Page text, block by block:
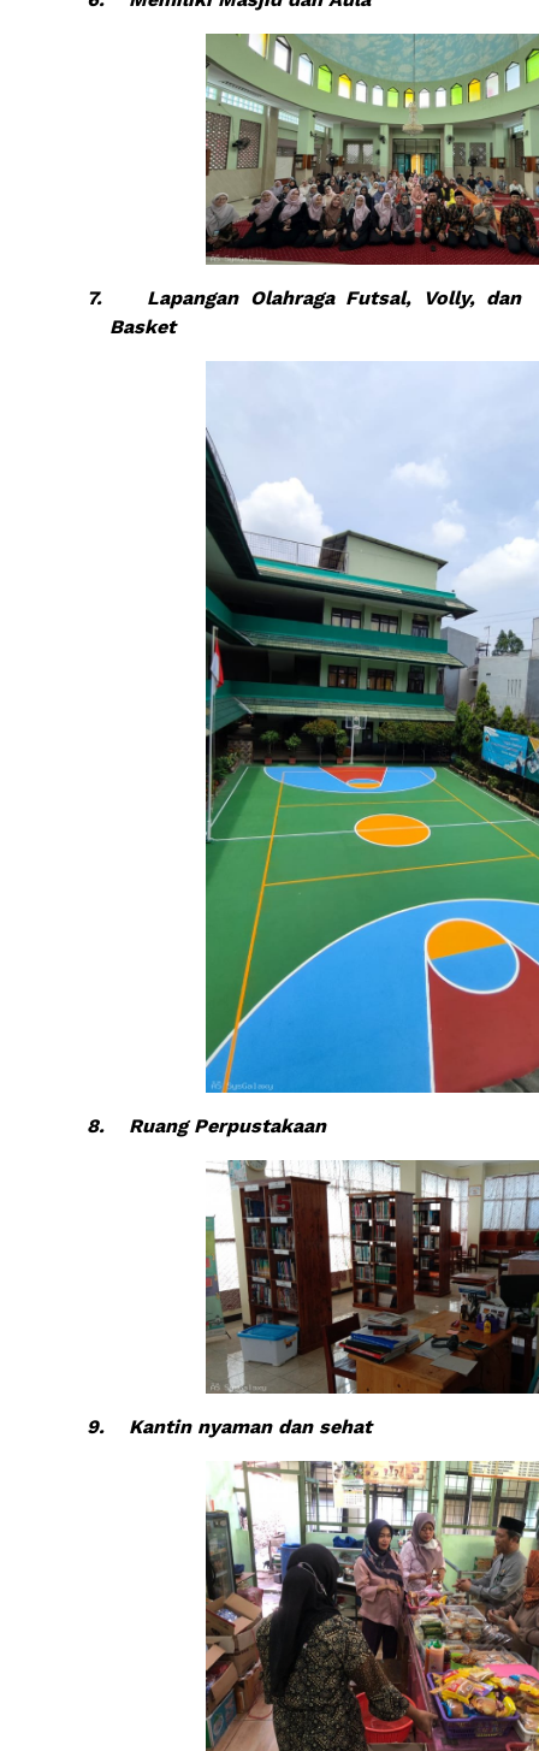
7.
Lapangan Olahraga Futsal, Volly, dan
Basket
8. Ruang Perpustakaan
9. Kantin nyaman dan sehat